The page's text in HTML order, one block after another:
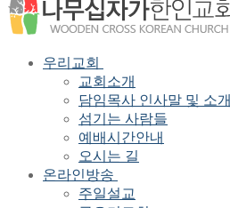
:
우리교회
교회소개
담임목사 인사말 및 소개
섬기는 사람들
예배시간안내
오시는 길
온라인방송
주일설교